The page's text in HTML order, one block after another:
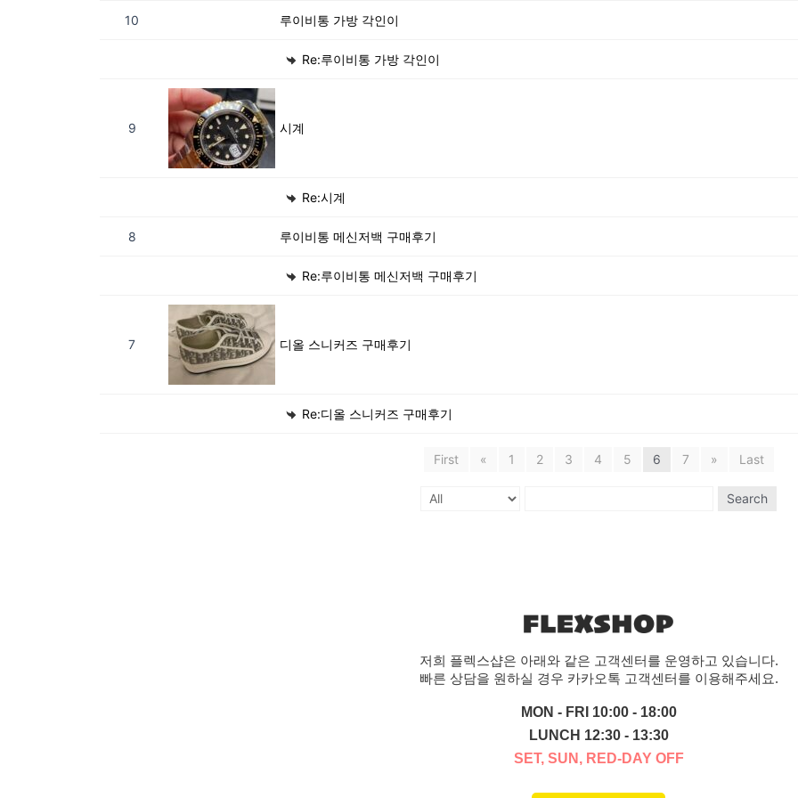
10 루이비통 가방 각인이
Re:루이비통 가방 각인이
9 시계
Re:시계
8 루이비통 메신저백 구매후기
Re:루이비통 메신저백 구매후기
7 디올 스니커즈 구매후기
Re:디올 스니커즈 구매후기
First « 1 2 3 4 5 6 7 » Last
Search
저희 플렉스샵은 아래와 같은 고객센터를 운영하고 있습니다.
빠른 상담을 원하실 경우 카카오톡 고객센터를 이용해주세요.
MON - FRI 10:00 - 18:00
LUNCH 12:30 - 13:30
SET, SUN, RED-DAY OFF